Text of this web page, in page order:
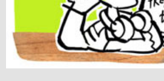
International
10.
klasse
5.3:
International
profil
6.0:
ISJ